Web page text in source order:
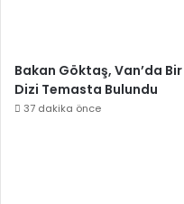
Bakan Göktaş, Van’da Bir
Dizi Temasta Bulundu
37 dakika önce